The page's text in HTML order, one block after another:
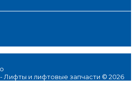
и лифтовые запчасти © 2026